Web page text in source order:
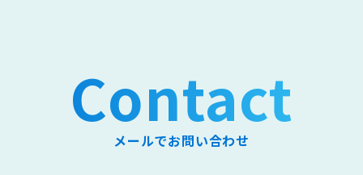
Contact
メールでお問い合わせ